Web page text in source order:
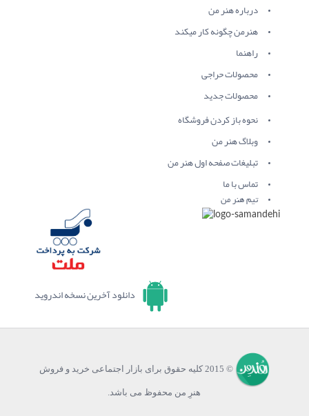
درباره هنر من
هنرمن چگونه کار میکند
راهنما
محصولات حراجی
محصولات جدید
نحوه باز کردن فروشگاه
وبلاگ هنر من
تبلیغات صفحه اول هنر من
تماس با ما
تیم هنر من
دانلود آخرین نسخه اندروید
© 2015 کلیه حقوق برای بازار اجتماعی خرید و فروش
هنرِ من محفوظ می باشد.